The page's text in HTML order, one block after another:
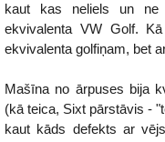
kaut kas neliels un ne
ekvivalenta VW Golf.
ekvivalenta golfiņam, bet
Mašīna no ārpuses bija
(kā teica, Sixt pārstāvis -
kaut kāds defekts ar